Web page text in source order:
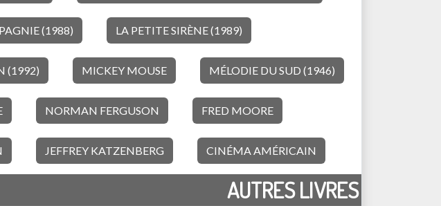
(1988) LA PETITE SIRÈNE (1989)
(1992) MICKEY MOUSE MÉLODIE DU SUD (1946)
NORMAN FERGUSON FRED MOORE
JEFFREY KATZENBERG CINÉMA AMÉRICAIN
AUTRES LIVRES